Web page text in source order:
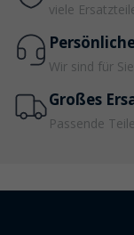
viele
Wir sind für
Großes
Passende